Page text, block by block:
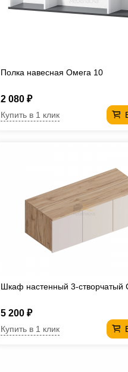
Полка навесная Омега 10
2 080 ₽
Купить в 1 клик
Шкаф настенный 3-створчатый
5 200 ₽
Купить в 1 клик